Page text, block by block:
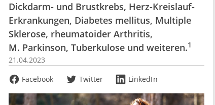
Dickdarm- und Brustkrebs, Herz-Kreislauf-
Erkrankungen, Diabetes mellitus, Multiple
Sklerose, rheumatoider Arthritis,
M. Parkinson, Tuberkulose und weiteren.1
21.04.2023
Facebook
Twitter LinkedIn